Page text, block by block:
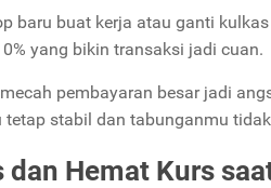
baru buat kerja atau ganti
yang bikin transaksi jadi cuan.
pembayaran besar jadi
tetap stabil dan tabunganmu
dan Hemat Kurs